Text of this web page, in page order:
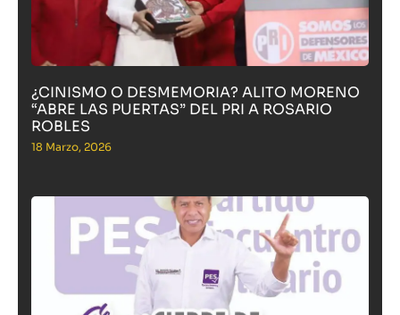
¿CINISMO O DESMEMORIA? ALITO MORENO
“ABRE LAS PUERTAS” DEL PRI A ROSARIO
ROBLES
18 Marzo, 2026